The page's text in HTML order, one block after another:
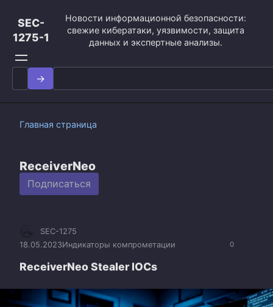
контенту
SEC-
1275-1
Новости информационной безопасности:
свежие кибератаки, уязвимости, защита
данных и экспертные анализы.
Search
for:
Главная страница
ReceiverNeo
Подписаться
0
SEC-1275
18.05.2023Индикаторы компрометации
ReceiverNeo Stealer IOCs